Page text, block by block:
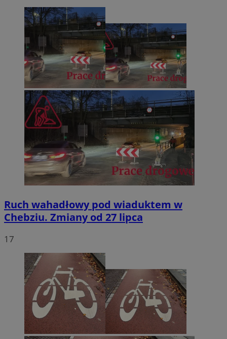
Ruch wahadłowy pod wiaduktem w
Chebziu. Zmiany od 27 lipca
17